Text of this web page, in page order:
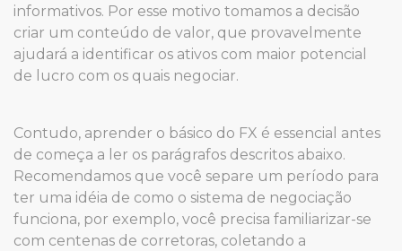
informativos. Por esse motivo tomamos a decisão
criar um conteúdo de valor, que provavelmente
ajudará a identificar os ativos com maior potencial
de lucro com os quais negociar.
Contudo, aprender o básico do FX é essencial antes
de começa a ler os parágrafos descritos abaixo.
Recomendamos que você separe um período para
ter uma idéia de como o sistema de negociação
funciona, por exemplo, você precisa familiarizar-se
com centenas de corretoras, coletando a